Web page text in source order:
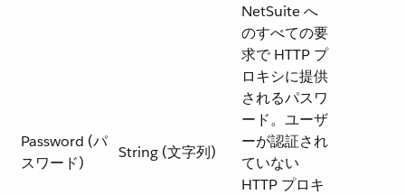
Password (パ
スワード)
String (文字列)
NetSuite へ
のすべての要
求で HTTP プ
ロキシに提供
されるパスワ
ード。ユーザ
ーが認証され
ていない
HTTP プロキ